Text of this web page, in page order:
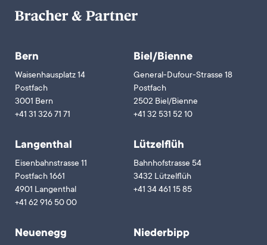
Bern
Waisenhausplatz 14
Postfach
3001 Bern
+41 31 326 71 71
Biel/Bienne
General-Dufour-Strasse 18
Postfach
2502 Biel/Bienne
+41 32 531 52 10
Langenthal
Eisenbahnstrasse 11
Postfach 1661
4901 Langenthal
+41 62 916 50 00
Lützelflüh
Bahnhofstrasse 54
3432 Lützelflüh
+41 34 461 15 85
Neuenegg Niederbipp